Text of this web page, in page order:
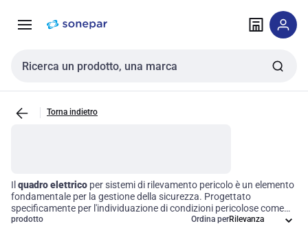
navigazione alla
Cerca input
Torna indietro
Il quadro elettrico per sistemi di rilevamento pericolo è un elemento
fondamentale per la gestione della sicurezza. Progettato
specificamente per l'individuazione di condizioni pericolose come
fumi, perdite di gas e altre minacce, questo dispositivo consente un
prodotto Ordina per